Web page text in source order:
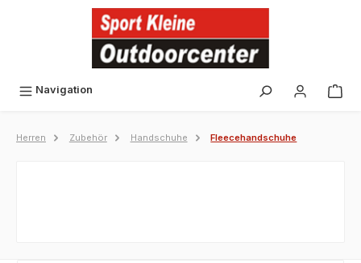
Navigation
Herren Zubehör Handschuhe Fleecehandschuhe